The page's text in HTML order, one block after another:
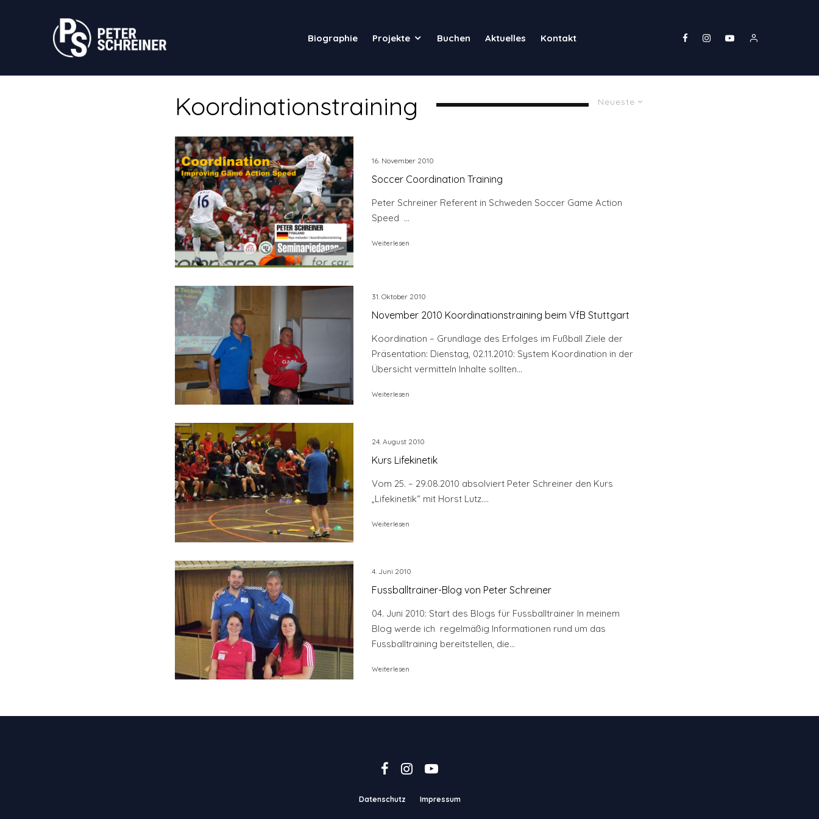
Biographie Projekte Buchen Aktuelles Kontakt
Neueste
Koordinationstraining
16. November 2010
Soccer Coordination Training
Peter Schreiner Referent in Schweden Soccer Game Action
Speed ...
Weiterlesen
31. Oktober 2010
November 2010 Koordinationstraining beim VfB Stuttgart
Koordination – Grundlage des Erfolges im Fußball Ziele der
Präsentation: Dienstag, 02.11.2010: System Koordination in der
Übersicht vermitteln Inhalte sollten...
Weiterlesen
24. August 2010
Kurs Lifekinetik
Vom 25. – 29.08.2010 absolviert Peter Schreiner den Kurs
„Lifekinetik“ mit Horst Lutz....
Weiterlesen
4. Juni 2010
Fussballtrainer-Blog von Peter Schreiner
04. Juni 2010: Start des Blogs für Fussballtrainer In meinem
Blog werde ich regelmäßig Informationen rund um das
Fussballtraining bereitstellen, die...
Weiterlesen
Datenschutz Impressum